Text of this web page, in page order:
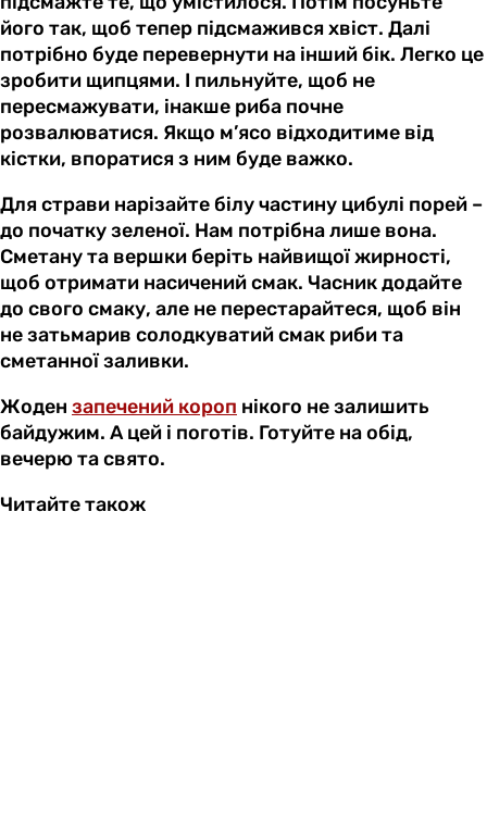
його так, щоб тепер підсмажився хвіст. Далі
потрібно буде перевернути на інший бік. Легко це
зробити щипцями. І пильнуйте, щоб не
пересмажувати, інакше риба почне
розвалюватися. Якщо м’ясо відходитиме від
кістки, впоратися з ним буде важко.
Для страви нарізайте білу частину цибулі порей –
до початку зеленої. Нам потрібна лише вона.
Сметану та вершки беріть найвищої жирності,
щоб отримати насичений смак. Часник додайте
до свого смаку, але не перестарайтеся, щоб він
не затьмарив солодкуватий смак риби та
сметанної заливки.
Жоден запечений короп нікого не залишить
байдужим. А цей і поготів. Готуйте на обід,
вечерю та свято.
Читайте також